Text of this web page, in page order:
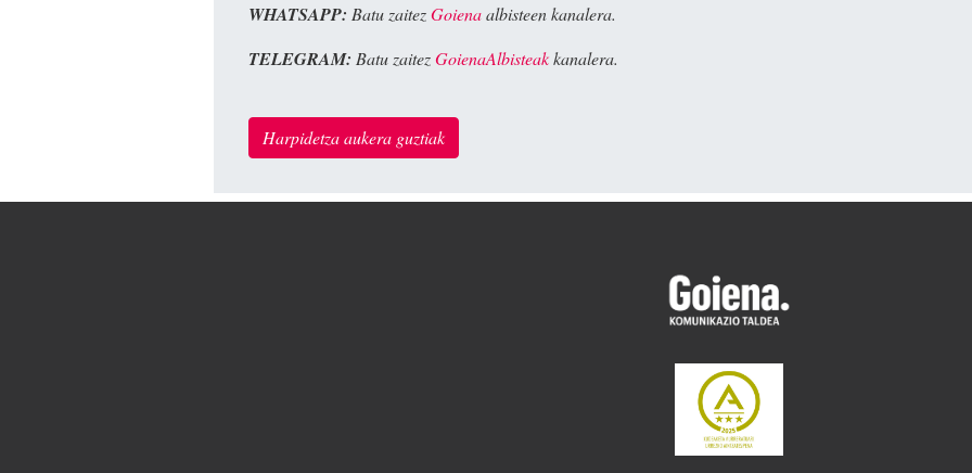
WHATSAPP: Batu zaitezGoienaalbisteen kanalera.
TELEGRAM: Batu zaitezGoienaAlbisteakkanalera.
Harpidetza aukera guztiak